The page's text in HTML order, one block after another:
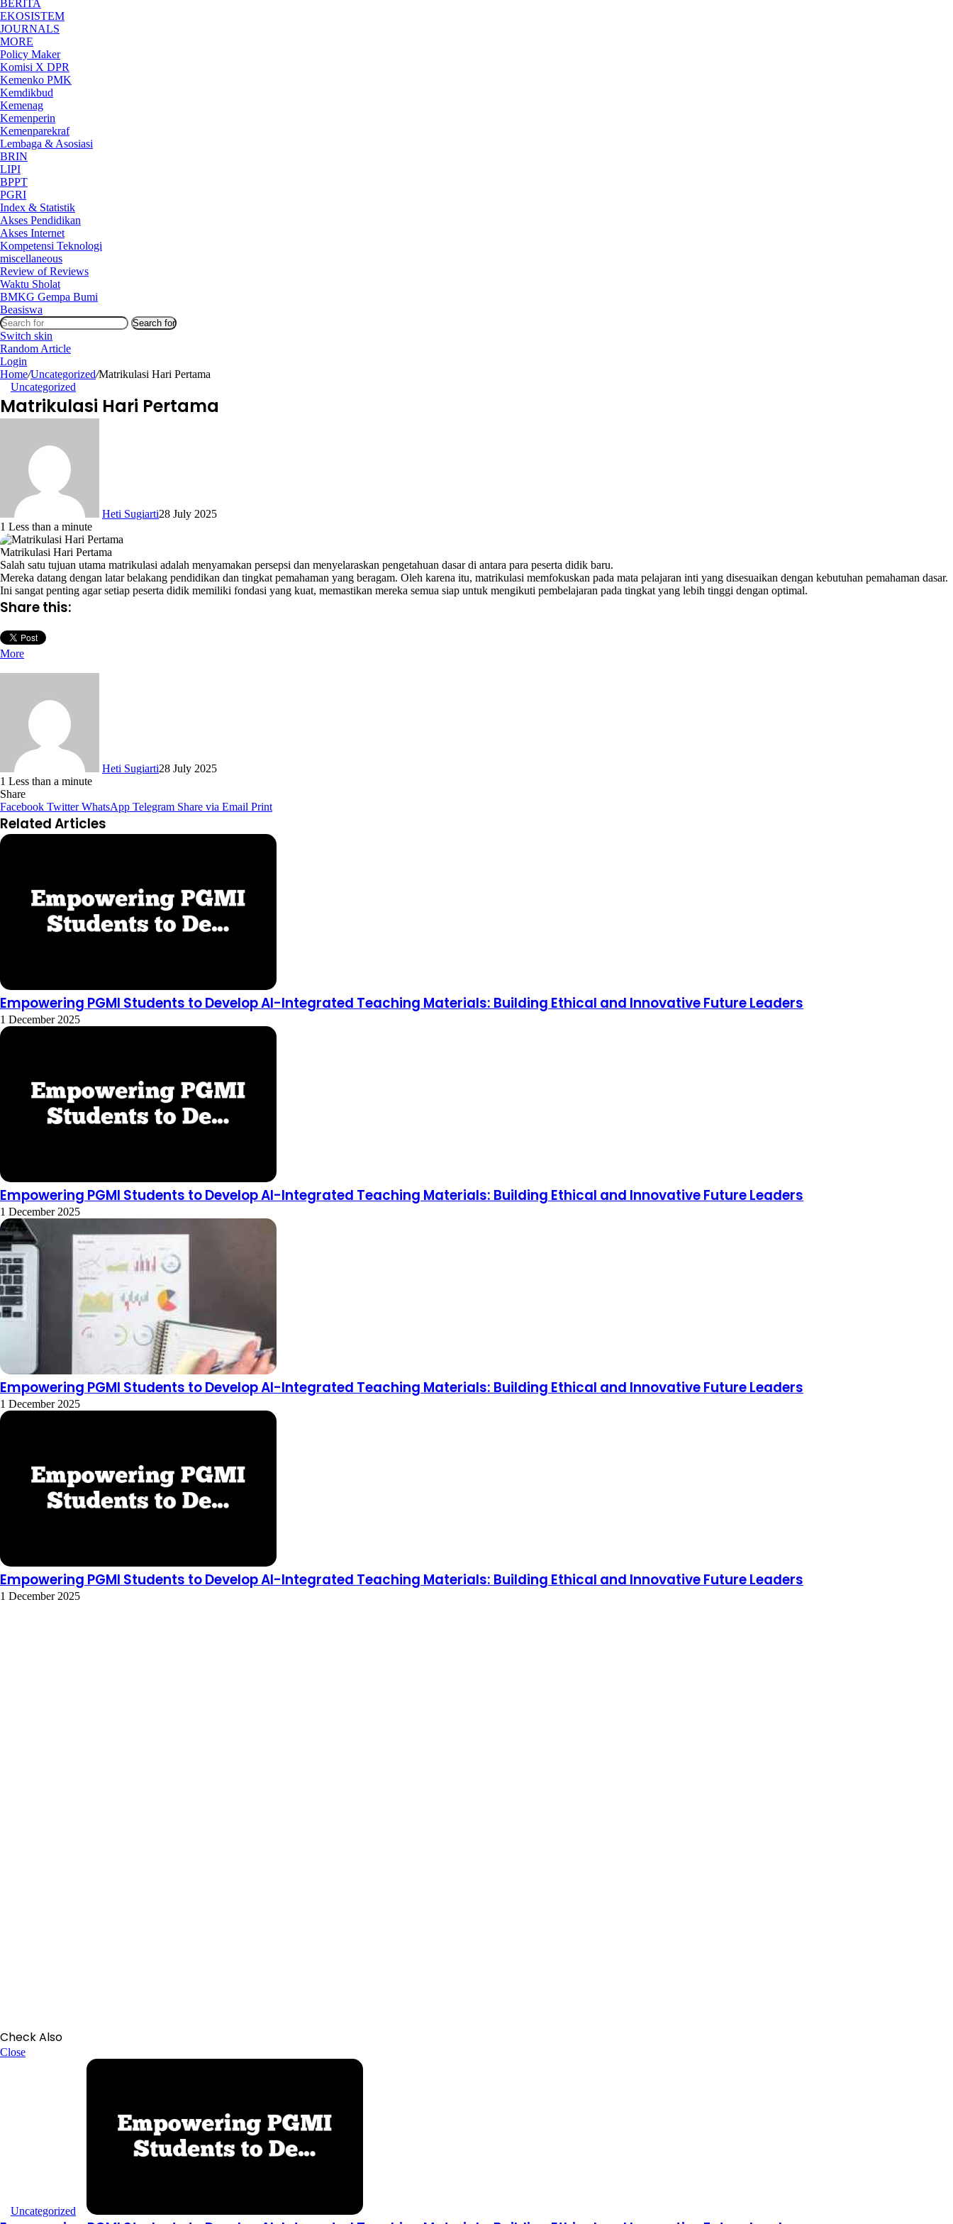
BERITA
EKOSISTEM
JOURNALS
MORE
Policy Maker
Komisi X DPR
Kemenko PMK
Kemdikbud
Kemenag
Kemenperin
Kemenparekraf
Lembaga & Asosiasi
BRIN
LIPI
BPPT
PGRI
Index & Statistik
Akses Pendidikan
Akses Internet
Kompetensi Teknologi
miscellaneous
Review of Reviews
Waktu Sholat
BMKG Gempa Bumi
Beasiswa
Search for
Switch skin
Random Article
Login
Home/Uncategorized/Matrikulasi Hari Pertama
Uncategorized
Matrikulasi Hari Pertama
Heti Sugiarti28 July 2025
1 Less than a minute
Matrikulasi Hari Pertama
Salah satu tujuan utama matrikulasi adalah menyamakan persepsi dan menyelaraskan pengetahuan dasar di antara para peserta didik baru.
Mereka datang dengan latar belakang pendidikan dan tingkat pemahaman yang beragam. Oleh karena itu, matrikulasi memfokuskan pada mata pelajaran inti yang disesuaikan dengan kebutuhan pemahaman dasar.
Ini sangat penting agar setiap peserta didik memiliki fondasi yang kuat, memastikan mereka semua siap untuk mengikuti pembelajaran pada tingkat yang lebih tinggi dengan optimal.
Share this:
More
Heti Sugiarti28 July 2025
1 Less than a minute
Share
Facebook Twitter WhatsApp Telegram Share via Email Print
Related Articles
Empowering PGMI Students to Develop AI-Integrated Teaching Materials: Building Ethical and Innovative Future Leaders
1 December 2025
Empowering PGMI Students to Develop AI-Integrated Teaching Materials: Building Ethical and Innovative Future Leaders
1 December 2025
Empowering PGMI Students to Develop AI-Integrated Teaching Materials: Building Ethical and Innovative Future Leaders
1 December 2025
Empowering PGMI Students to Develop AI-Integrated Teaching Materials: Building Ethical and Innovative Future Leaders
1 December 2025
Check Also
Close
Uncategorized